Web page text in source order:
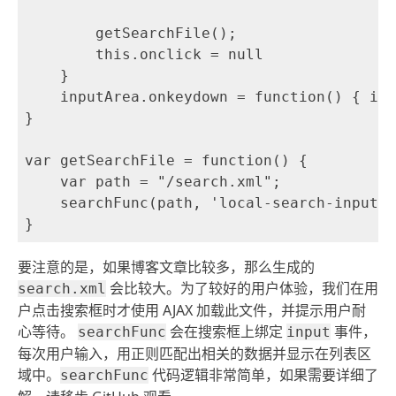
        getSearchFile();
        this.onclick = null
    }
inputArea.onkeydown = function() {
}
var getSearchFile = function() {
    var path = "/search.xml";
searchFunc(path, 'local-search-
要注意的是，如果博客文章比较多，那么生成的
search.xml 会比较大。为了较好的用户体验，我们在用
户点击搜索框时才使用 AJAX 加载此文件，并提示用户耐
心等待。
searchFunc 会在搜索框上绑定 input 事件，
每次用户输入，用正则匹配出相关的数据并显示在列表区
域中。 searchFunc 代码逻辑非常简单，如果需要详细了